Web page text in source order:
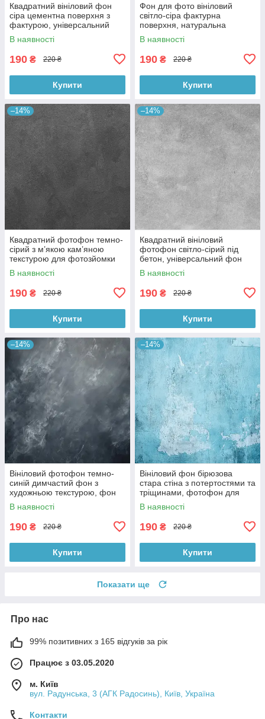
Квадратний вініловий фон
сіра цементна поверхня з
фактурою, універсальний
фотофон для зйомки 60x60
см, №550659
В наявності
190 ₴ 220 ₴
Купити
Фон для фото вініловий
світло-сіра фактурна
поверхня, натуральна
бетонна текстура, 60x60 см,
№550413
В наявності
190 ₴ 220 ₴
Купити
–14%
Квадратний фотофон темно-
сірий з м’якою кам’яною
текстурою для фотозйомки
товарів 60x60 см, №550076
В наявності
190 ₴ 220 ₴
Купити
–14%
Квадратний вініловий
фотофон світло-сірий під
бетон, універсальний фон
для зйомки, 60x60 см,
№550478
В наявності
190 ₴ 220 ₴
Купити
–14%
Вініловий фотофон темно-
синій димчастий фон з
художньою текстурою, фон
для фото 60x60 см,
№551759
В наявності
190 ₴ 220 ₴
Купити
–14%
Вініловий фон бірюзова
стара стіна з потертостями та
тріщинами, фотофон для
зйомки 60x60 см, №551779
В наявності
190 ₴ 220 ₴
Купити
Показати ще
Про нас
99% позитивних з 165 відгуків за рік
Працює з 03.05.2020
м. Київ
вул. Радунська, 3 (АГК Радосинь), Київ, Україна
Контакти